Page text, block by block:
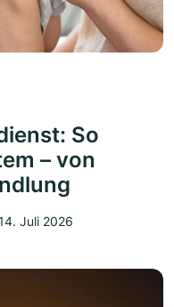
So
– von
14. Juli 2026